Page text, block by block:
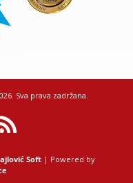
Sva prava zadržana.
Soft | Powered by